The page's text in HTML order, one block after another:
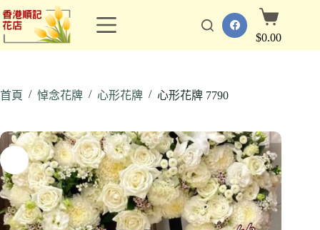
跳
至
主
容
購
物
車
$0.00
首頁 / 悼念花牌 / 心形花牌 / 心形花牌 7790